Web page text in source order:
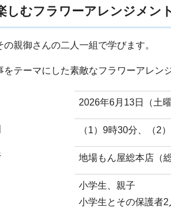
しむフラワーアレンジメン
の親御さんの二人一組で学びます。
をテーマにした素敵なフラワーアレン
2026年6月13日（土曜
（1）9時30分、（2
地場もん屋総本店（
小学生、親子
小学生とその保護者2